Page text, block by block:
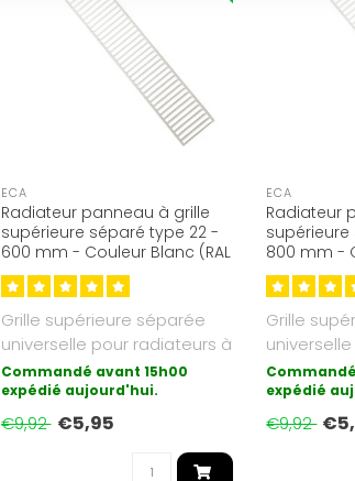
ECA
Radiateur panneau à grille
supérieure séparé type 22 -
600 mm - Couleur Blanc (RAL
9016)
Grille supérieure séparée
universelle pour radiateurs à
panneaux de type 22...
Commandé avant 15h00
expédié aujourd'hui.
€9,92 €5,95
ECA
Radiateur
supérieure
800 mm -
9016)
Grille
panneaux
expédié
€9,92